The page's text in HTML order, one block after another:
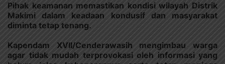
Pihak keamanan memastikan kondisi wilayah Distrik
Makimi dalam keadaan kondusif dan masyarakat
diminta tetap tenang.
Kapendam XVII/Cenderawasih mengimbau warga
agar tidak mudah terprovokasi oleh informasi yang